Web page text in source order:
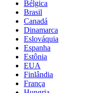
Bélgica
Brasil
Canadá
Dinamarca
Eslováquia
Espanha
Estônia
EUA
Finlândia
França